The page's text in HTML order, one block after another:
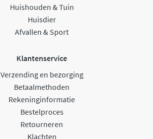
Huishouden & Tuin
Huisdier
Afvallen & Sport
Klantenservice
Verzending en bezorging
Betaalmethoden
Rekeninginformatie
Bestelproces
Retourneren
Klachten